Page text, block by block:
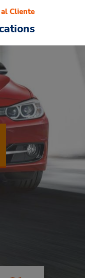
Cliente